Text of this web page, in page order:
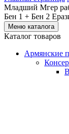
Младший Мгер
Бен 1 + Бен 2
Меню каталога
Каталог товаров
Армянские